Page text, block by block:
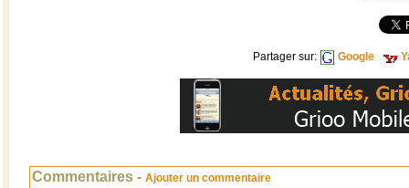
Partager sur: Google
Commentaires - Ajouter un commentaire